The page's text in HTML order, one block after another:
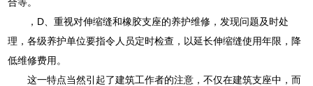
，D、重视对伸缩缝和橡胶支座的养护维修，发现问题及时处
理，各级养护单位要指令人员定时检查，以延长伸缩缝使用年限，降
低维修费用。
这一特点当然引起了建筑工作者的注意，不仅在建筑支座中，而